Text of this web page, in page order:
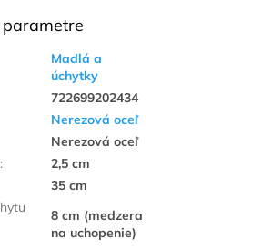
Madlá a
úchytky
722699202434
Nerezová oceľ
Nerezová oceľ
:
2,5 cm
35 cm
8 cm (medzera
na uchopenie)